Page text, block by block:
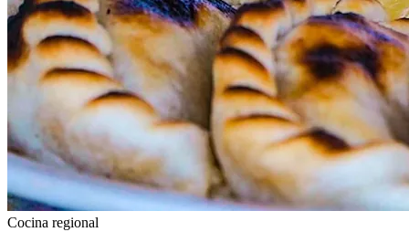
Cocina regional